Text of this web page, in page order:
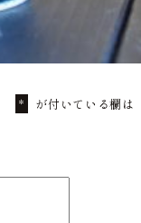
*
が付いている欄は